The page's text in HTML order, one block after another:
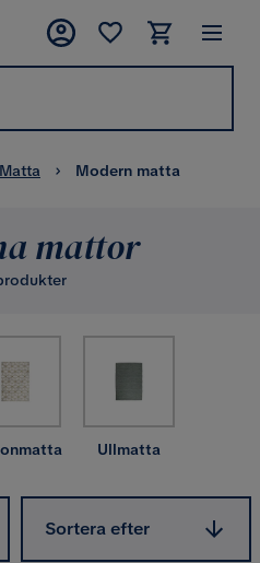
Matta Modern matta
mattor
Ullmatta
Sortera efter